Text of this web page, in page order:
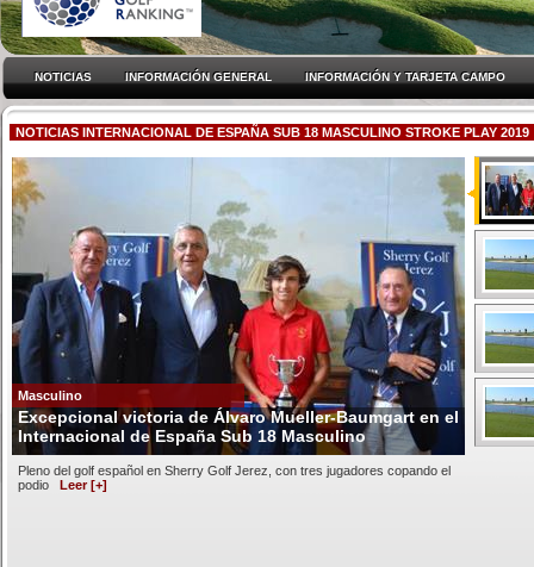
NOTICIAS INFORMACIÓN GENERAL INFORMACIÓN Y TARJETA CAMPO
NOTICIAS INTERNACIONAL DE ESPAÑA SUB 18 MASCULINO STROKE PLAY 2019
Masculino
Excepcional victoria de Álvaro Mueller-Baumgart en el
Internacional de España Sub 18 Masculino
Pleno del golf español en Sherry Golf Jerez, con tres jugadores copando el
podio Leer [+]